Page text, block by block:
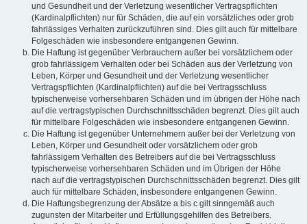
und Gesundheit und der Verletzung wesentlicher Vertragspflichten
(Kardinalpflichten) nur für Schäden, die auf ein vorsätzliches oder grob
fahrlässiges Verhalten zurückzuführen sind. Dies gilt auch für mittelbare
Folgeschäden wie insbesondere entgangenen Gewinn.
Die Haftung ist gegenüber Verbrauchern außer bei vorsätzlichem oder
grob fahrlässigem Verhalten oder bei Schäden aus der Verletzung von
Leben, Körper und Gesundheit und der Verletzung wesentlicher
Vertragspflichten (Kardinalpflichten) auf die bei Vertragsschluss
typischerweise vorhersehbaren Schäden und im übrigen der Höhe nach
auf die vertragstypischen Durchschnittsschäden begrenzt. Dies gilt auch
für mittelbare Folgeschäden wie insbesondere entgangenen Gewinn.
Die Haftung ist gegenüber Unternehmern außer bei der Verletzung von
Leben, Körper und Gesundheit oder vorsätzlichem oder grob
fahrlässigem Verhalten des Betreibers auf die bei Vertragsschluss
typischerweise vorhersehbaren Schäden und im Übrigen der Höhe
nach auf die vertragstypischen Durchschnittsschäden begrenzt. Dies gilt
auch für mittelbare Schäden, insbesondere entgangenen Gewinn.
Die Haftungsbegrenzung der Absätze a bis c gilt sinngemäß auch
zugunsten der Mitarbeiter und Erfüllungsgehilfen des Betreibers.